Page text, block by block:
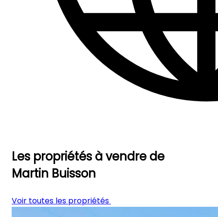
Les propriétés à vendre de
Martin Buisson
Voir toutes les propriétés